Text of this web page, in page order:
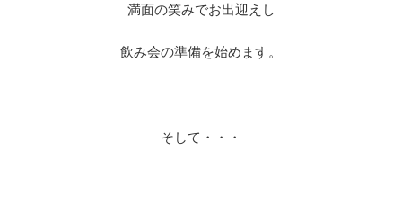
満面の笑みでお出迎えし
飲み会の準備を始めます。
そして・・・